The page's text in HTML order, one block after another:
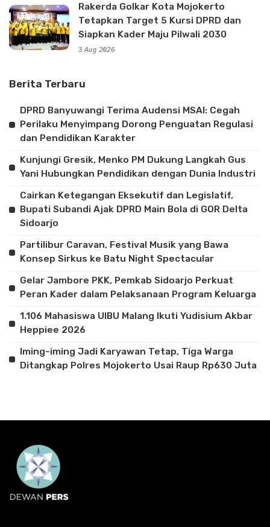
Rakerda Golkar Kota Mojokerto
Tetapkan Target 5 Kursi DPRD dan
Siapkan Kader Maju Pilwali 2030
3 Aug 2026
Berita Terbaru
DPRD Banyuwangi Terima Audensi MSAI: Cegah
Perilaku Menyimpang Dorong Penguatan Regulasi
dan Pendidikan Karakter
Kunjungi Gresik, Menko PM Dukung Langkah Gus
Yani Hubungkan Pendidikan dengan Dunia Industri
Cairkan Ketegangan Eksekutif dan Legislatif,
Bupati Subandi Ajak DPRD Main Bola di GOR Delta
Sidoarjo
Partilibur Caravan, Festival Musik yang Bawa
Konsep Sirkus ke Batu Night Spectacular
Gelar Jambore PKK, Pemkab Sidoarjo Perkuat
Peran Kader dalam Pelaksanaan Program Keluarga
1.106 Mahasiswa UIBU Malang Ikuti Yudisium Akbar
Heppiee 2026
Iming-iming Jadi Karyawan Tetap, Tiga Warga
Ditangkap Polres Mojokerto Usai Raup Rp630 Juta